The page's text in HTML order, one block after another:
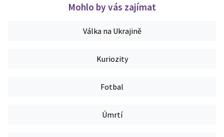
Mohlo by vás zajímat
Válka na Ukrajině
Kuriozity
Fotbal
Úmrtí